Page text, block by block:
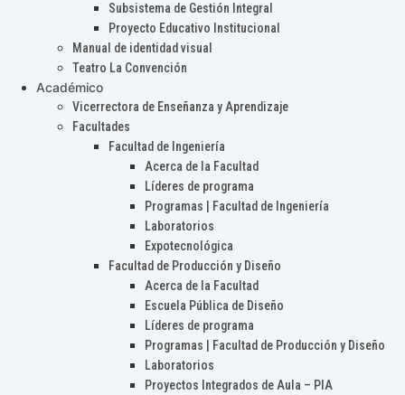
Subsistema de Gestión Integral
Proyecto Educativo Institucional
Manual de identidad visual
Teatro La Convención
Académico
Vicerrectora de Enseñanza y Aprendizaje
Facultades
Facultad de Ingeniería
Acerca de la Facultad
Líderes de programa
Programas | Facultad de Ingeniería
Laboratorios
Expotecnológica
Facultad de Producción y Diseño
Acerca de la Facultad
Escuela Pública de Diseño
Líderes de programa
Programas | Facultad de Producción y Diseño
Laboratorios
Proyectos Integrados de Aula – PIA